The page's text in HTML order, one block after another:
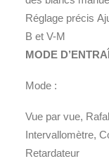
Réglage précis
B et V-M
MODE
Mode :
Vue par vue,
Intervallomètre,
Retardateur